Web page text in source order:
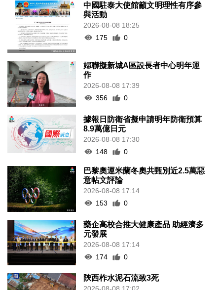
中國駐泰大使館籲文明理性有序參
與活動
2026-08-08 18:25
175
0
婦聯擬新城A區設長者中心明年運
作
2026-08-08 17:39
356
0
據報日防衛省擬申請明年防衛預算
8.9萬億日元
2026-08-08 17:30
148
0
巴黎奧運米蘭冬奧共甄別近2.5萬惡
意帖文評論
2026-08-08 17:14
153
0
藥企高校合推大健康產品 助經濟多
元發展
2026-08-08 17:14
174
0
陝西柞水泥石流致3死